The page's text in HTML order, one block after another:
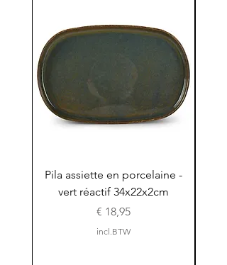
Pila assiette en porcelaine -
vert réactif 34x22x2cm
Prijs
€ 18,95
incl.BTW